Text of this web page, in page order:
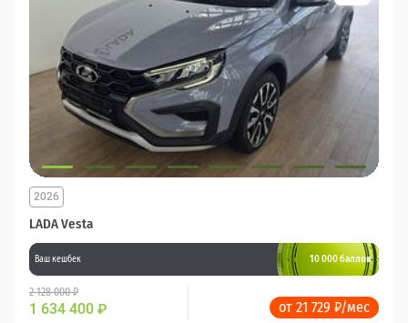
LADA Vesta
2026
Ваш кешбек 10 000 баллов
2 128 000 ₽
1 634 400 ₽ от 21 729 ₽/мес